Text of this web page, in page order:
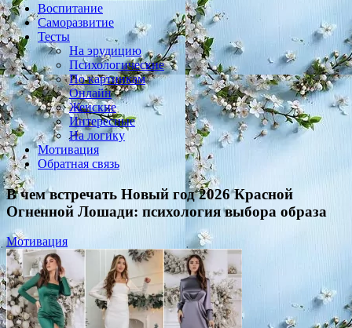
Воспитание
Саморазвитие
Тесты
На эрудицию
Психологические
По картинкам
Онлайн
Женские
Интересные
На логику
Мотивация
Обратная связь
В чем встречать Новый год 2026 Красной
Огненной Лошади: психология выбора образа
Мотивация